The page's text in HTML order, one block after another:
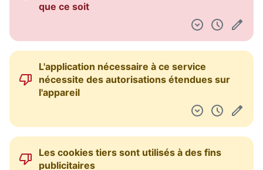
que ce soit
L'application nécessaire à ce service
nécessite des autorisations étendues sur
l'appareil
Les cookies tiers sont utilisés à des fins
publicitaires